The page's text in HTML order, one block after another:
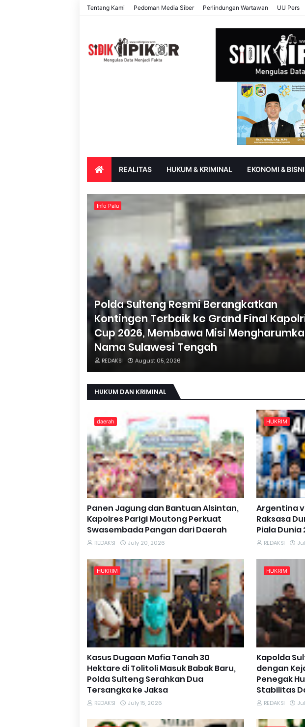
Tentang Kami Pedoman Media Siber Perlindungan Wartawan UU Pers
REALITAS HUKUM & KRIMINAL EKONOMI &
PARIWISATA & BUDAYA PENDIDIKAN SOROT
Info Palu
Polda Sulteng Resmi Berangkatkan
Kontingen Terbaik ke Grand Final
Cup 2026, Membawa Misi
Nama Sulawesi Tengah
REDAKSI August 05, 2026
HUKUM DAN KRIMINAL
daerah
Panen Jagung dan Bantuan Alsintan,
Kapolres Parigi Moutong Perkuat
Swasembada Pangan dari Daerah
REDAKSI July 20, 2026
HUKRIM
Argentina
Raksasa
Piala Dunia
REDAKSI
HUKRIM
Kasus Dugaan Mafia Tanah 30
Hektare di Tolitoli Masuk Babak Baru,
Polda Sulteng Serahkan Dua
Tersangka ke Jaksa
REDAKSI July 15, 2026
HUKRIM
Kapolda
dengan
Penegak
Stabilitas
REDAKSI